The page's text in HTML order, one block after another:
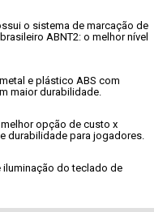
o sistema de marcação de
ABNT2: o melhor nível
e plástico ABS com
maior durabilidade.
melhor opção de custo x
durabilidade para jogadores.
iluminação do teclado de